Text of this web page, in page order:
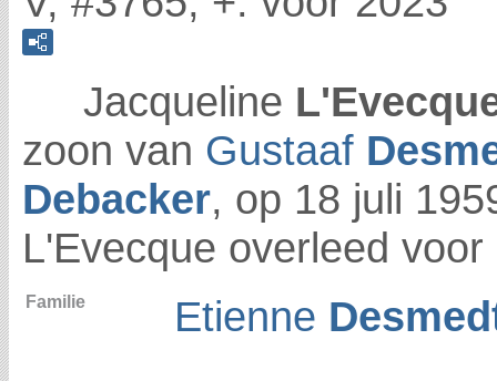
Jacqueline
zoon van Gustaaf
Debacker, op 18 juli
L'Evecque overleed voor
Familie Etienne